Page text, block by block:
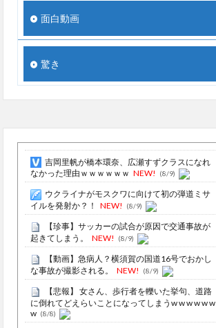
面白動画
驚き
吉岡里帆が橋本環奈、広瀬すずクラスになれ
なかった理由ｗｗｗｗｗｗ NEW! (8/9)
ウクライナがモスクワに向けて初の弾道ミサ
イルを発射か？！
NEW! (8/9)
【珍事】サッカーの試合が原因で交通事故が
起きてしまう。
NEW! (8/9)
【動画】急病人？横須賀の国道16号でおかし
な事故が撮影される。
NEW! (8/9)
【悲報】 女さん、歩行者を轢いた挙句、道路
に倒れてどえらいことになってしまうw w w w w w
w (8/8)